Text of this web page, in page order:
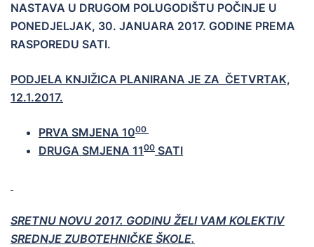
NASTAVA U DRUGOM POLUGODIŠTU POČINJE U
PONEDJELJAK, 30. JANUARA 2017. GODINE PREMA
RASPOREDU SATI.
PODJELA KNJIŽICA PLANIRANA JE ZA ČETVRTAK,
12.1.2017.
PRVA SMJENA 1000
DRUGA SMJENA 1100 SATI
SRETNU NOVU 2017. GODINU ŽELI VAM KOLEKTIV
SREDNJE ZUBOTEHNIČKE ŠKOLE.